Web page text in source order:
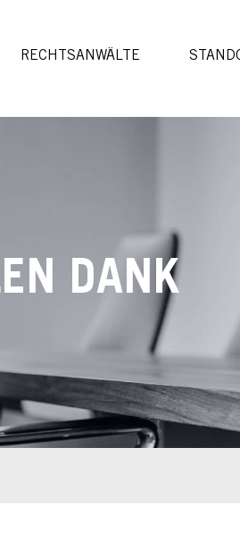
RECHTSANWÄLTE
DANK